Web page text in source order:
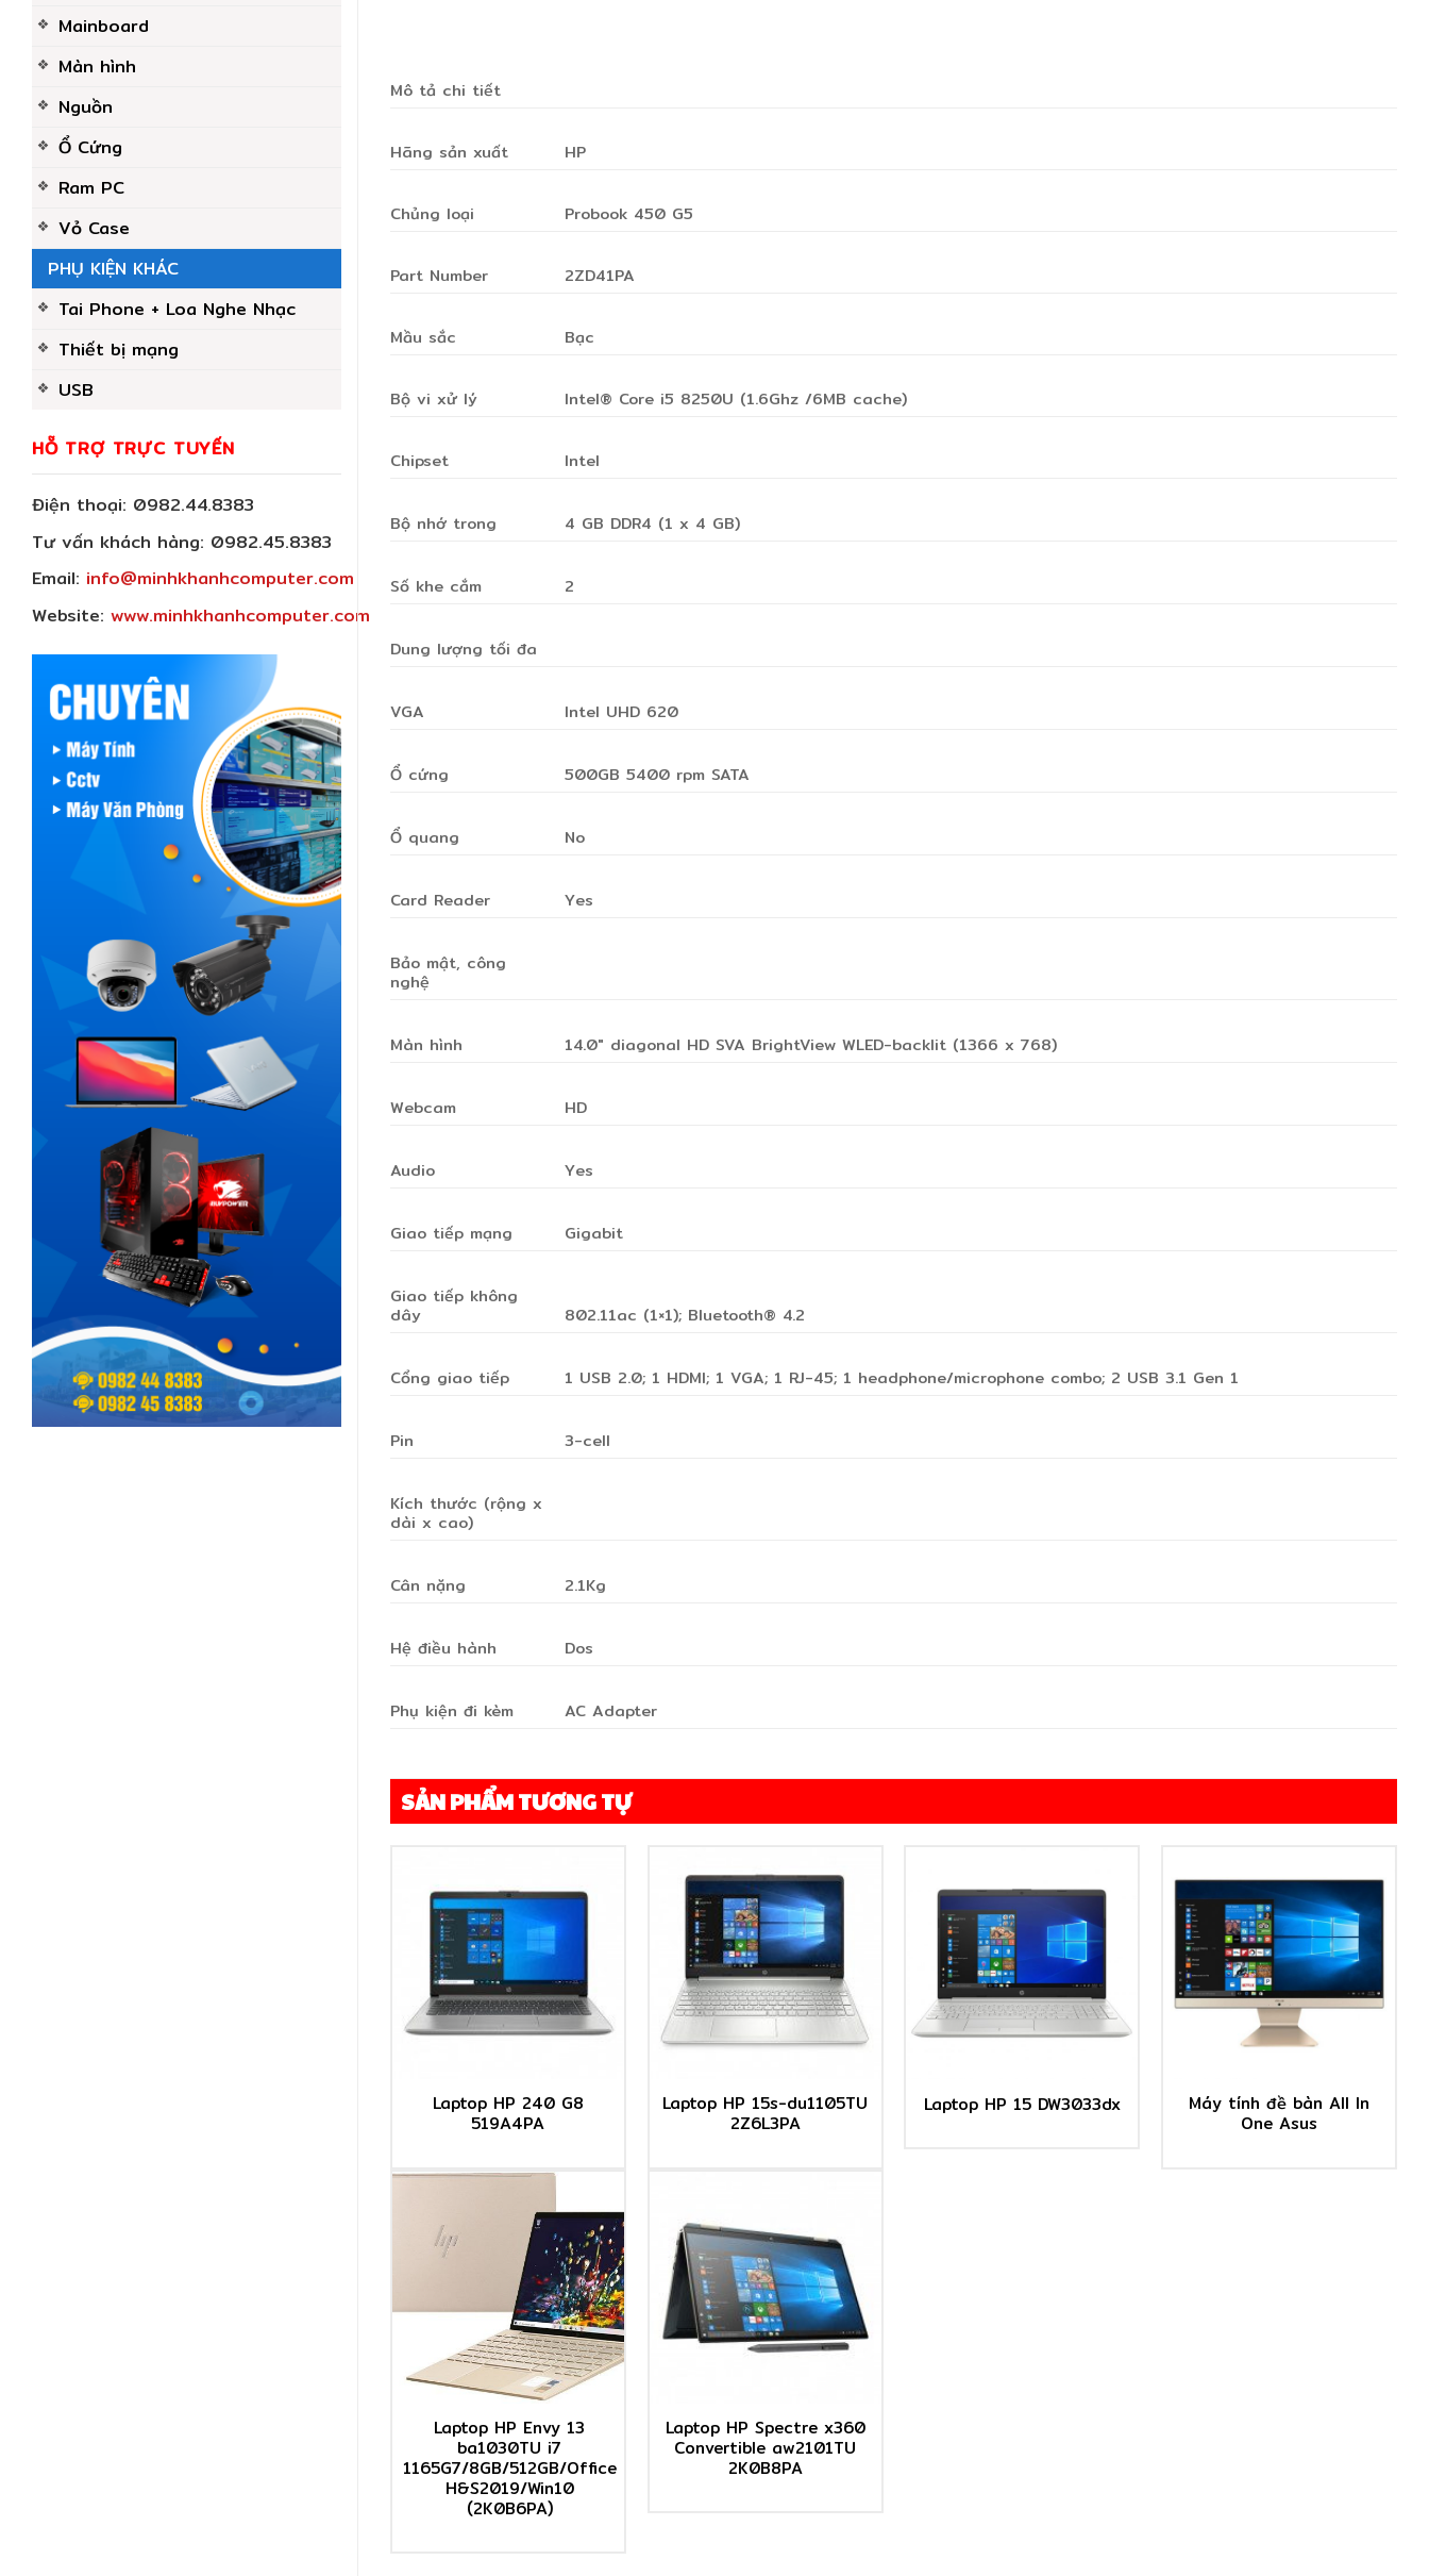
Mainboard
Màn hình
Nguồn
Ổ Cứng
Ram PC
Vỏ Case
PHỤ KIỆN KHÁC
Tai Phone + Loa Nghe Nhạc
Thiết bị mạng
USB
HỖ TRỢ TRỰC TUYẾN
Điện thoại: 0982.44.8383
Tư vấn khách hàng: 0982.45.8383
Email: info@minhkhanhcomputer.com
Website: www.minhkhanhcomputer.com
Mô tả chi tiết
Hãng sản xuất HP
Chủng loại Probook 450 G5
Part Number 2ZD41PA
Mầu sắc Bạc
Bộ vi xử lý Intel® Core i5 8250U (1.6Ghz /6MB cache)
Chipset Intel
Bộ nhớ trong 4 GB DDR4 (1 x 4 GB)
Số khe cắm 2
Dung lượng tối đa
VGA Intel UHD 620
Ổ cứng 500GB 5400 rpm SATA
Ổ quang No
Card Reader Yes
Bảo mật, công
nghệ
Màn hình 14.0″ diagonal HD SVA BrightView WLED-backlit (1366 x 768)
Webcam HD
Audio Yes
Giao tiếp mạng Gigabit
Giao tiếp không
dây 802.11ac (1×1); Bluetooth® 4.2
Cổng giao tiếp 1 USB 2.0; 1 HDMI; 1 VGA; 1 RJ-45; 1 headphone/microphone combo; 2 USB 3.1 Gen 1
Pin 3-cell
Kích thước (rộng x
dài x cao)
Cân nặng 2.1Kg
Hệ điều hành Dos
Phụ kiện đi kèm AC Adapter
SẢN PHẨM TƯƠNG TỰ
Laptop HP 240 G8
519A4PA
Laptop HP 15s-du1105TU
2Z6L3PA
Laptop HP 15 DW3033dx
Máy tính đề bàn All In
One Asus
Laptop HP Envy 13
ba1030TU i7
1165G7/8GB/512GB/Office
H&S2019/Win10
(2K0B6PA)
Laptop HP Spectre x360
Convertible aw2101TU
2K0B8PA